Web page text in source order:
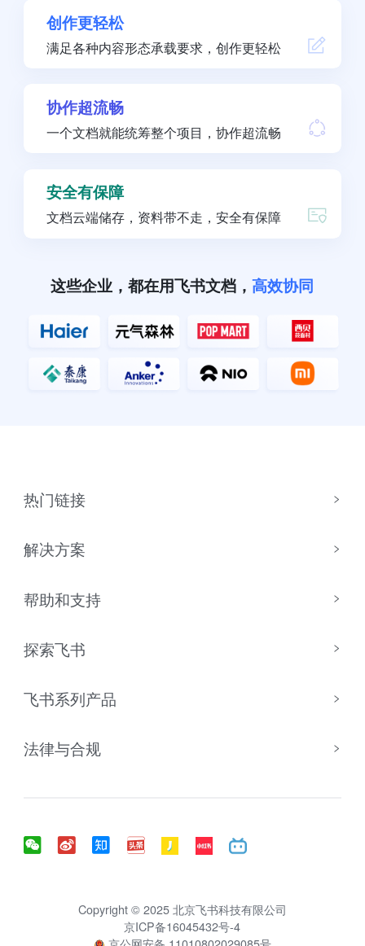
创作更轻松
满足各种内容形态承载要求，创作更轻松
协作超流畅
一个文档就能统筹整个项目，协作超流畅
安全有保障
文档云端储存，资料带不走，安全有保障
这些企业，都在用飞书文档，高效协同
热门链接
解决方案
帮助和支持
探索飞书
飞书系列产品
法律与合规
Copyright © 2025 北京飞书科技有限公司
京ICP备16045432号-4